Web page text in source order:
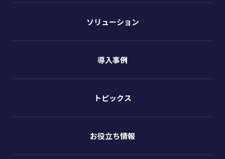
ソリューション
導入事例
トピックス
お役立ち情報